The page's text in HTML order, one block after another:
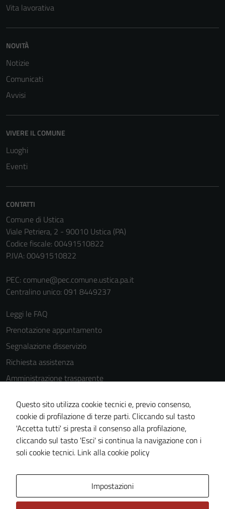
Vita lavorativa
NOVITÀ
Notizie
Comunicati
Avvisi
VIVERE IL COMUNE
Luoghi
Eventi
CONTATTI
Comune di Ustica
Viale Petriera, 2 - 90010 Ustica (PA)
Codice fiscale: 00491510822
P.IVA: 00491510822
PEC: comune@pec.comune.ustica.pa.it
Centralino unico: 091 8449237
Leggi le FAQ
Prenotazione appuntamento
Segnalazione disservizio
Richiesta assistenza
Amministrazione trasparente
Cookie Policy
Note legali
Dichiarazione di accessibilità
Piano di miglioramento del sito
Area Privata
Questo sito utilizza cookie tecnici e, previo consenso,
cookie di profilazione di terze parti. Cliccando sul tasto
'Accetta tutti' si presta il consenso alla profilazione,
cliccando sul tasto 'Esci' si continua la navigazione con i
soli cookie tecnici. Link alla cookie policy
Impostazioni